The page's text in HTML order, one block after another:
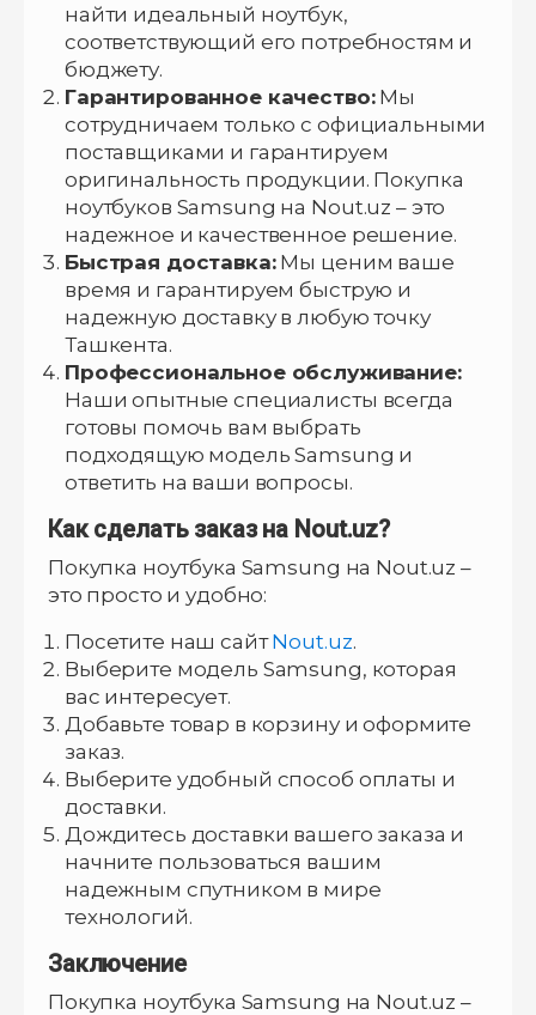
найти идеальный ноутбук,
соответствующий его потребностям и
бюджету.
Гарантированное качество:Мы
сотрудничаем только с официальными
поставщиками и гарантируем
оригинальность продукции. Покупка
ноутбуков Samsung на Nout.uz – это
надежное и качественное решение.
Быстрая доставка:Мы ценим ваше
время и гарантируем быструю и
надежную доставку в любую точку
Ташкента.
Профессиональное обслуживание:
Наши опытные специалисты всегда
готовы помочь вам выбрать
подходящую модель Samsung и
ответить на ваши вопросы.
Как сделать заказ на Nout.uz?
Покупка ноутбука Samsung на Nout.uz –
это просто и удобно:
Посетите наш сайтNout.uz.
Выберите модель Samsung, которая
вас интересует.
Добавьте товар в корзину и оформите
заказ.
Выберите удобный способ оплаты и
доставки.
Дождитесь доставки вашего заказа и
начните пользоваться вашим
надежным спутником в мире
технологий.
Заключение
Покупка ноутбука Samsung на Nout.uz –